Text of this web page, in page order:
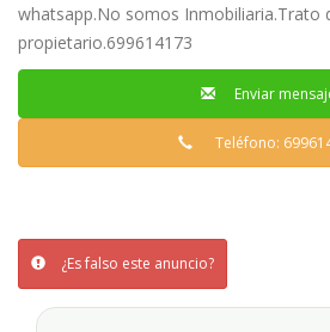
whatsapp.No somos Inmobiliaria.Trato
propietario.699614173
Enviar
Teléfono:
¿Es falso este anuncio?